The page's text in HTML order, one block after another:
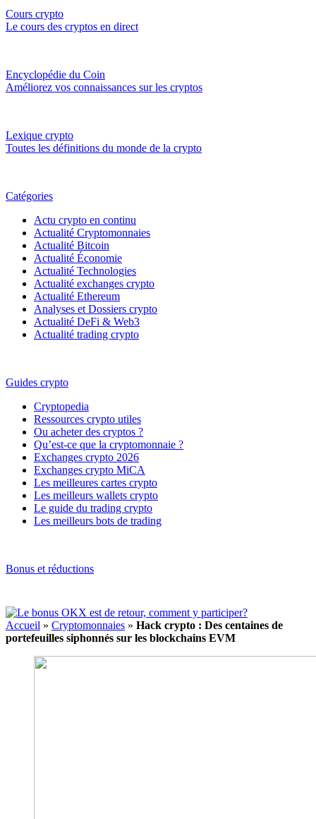
Cours crypto
Le cours des cryptos en direct
Encyclopédie du Coin
Améliorez vos connaissances sur les cryptos
Lexique crypto
Toutes les définitions du monde de la crypto
Catégories
Actu crypto en continu
Actualité Cryptomonnaies
Actualité Bitcoin
Actualité Économie
Actualité Technologies
Actualité exchanges crypto
Actualité Ethereum
Analyses et Dossiers crypto
Actualité DeFi & Web3
Actualité trading crypto
Guides crypto
Cryptopedia
Ressources crypto utiles
Ou acheter des cryptos ?
Qu’est-ce que la cryptomonnaie ?
Exchanges crypto 2026
Exchanges crypto MiCA
Les meilleures cartes crypto
Les meilleurs wallets crypto
Le guide du trading crypto
Les meilleurs bots de trading
Bonus et réductions
Accueil » Cryptomonnaies » Hack crypto : Des centaines de
portefeuilles siphonnés sur les blockchains EVM